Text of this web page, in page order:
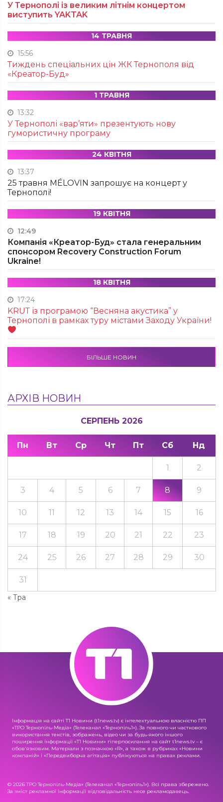
У Тернополі із великим літнім концертом
виступить YAKTAK
14 ТРАВНЯ
15:56
Тиждень спеціальних цін ЖК Тернополя від
«Креатор-Буд»
1 ТРАВНЯ
13:32
У Тернополі «вар’яти» презентують нову
гумористичну програму
24 КВІТНЯ
13:37
25 травня MÉLOVIN запрошує на концерт у
Тернополі!
19 КВІТНЯ
12:49
Компанія «Креатор-Буд» стала генеральним
спонсором Recovery Construction Forum
Ukraine!
18 КВІТНЯ
17:24
KRUТ із програмою “Весняна акустика” у
Тернополі в рамках туру містами Заходу України!
БІЛЬШЕ НОВИН
АРХІВ НОВИН
СЕРПЕНЬ 2026
Пн Вт Ср Чт Пт Сб Нд
« Тра
1 2
3 4 5 6 7 8 9
10 11 12 13 14 15 16
17 18 19 20 21 22 23
24 25 26 27 28 29 30
31
Інформація на сайті Т1 Новини (t1news.tv) є інтелектуальною власністю ПП
«ТРО Тернопіль-Медіа» (Телеканал «Тернопіль1»). За повного чи часткового
використання текстів, зображень, відео чи за будь-якого іншого
поширення інформації «Т1 Новини» гіперпосилання на сайт t1news.tv – є
обов'язковим. Матеріали з позначкою «R», а також в рубриках «Новини
компаній» і «Передвиборча агітація» публікуються на правах реклами.
© 2026 ТРО Тернопіль-Медіа» (Телеканал «Тернопіль1»). Всі права збережено.
За зміст рекламної інформації відповідальність несе рекламодавець.